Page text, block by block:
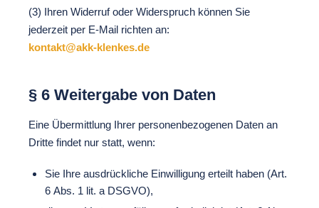
(3) Ihren Widerruf oder Widerspruch können Sie
jederzeit per E-Mail richten an:
kontakt@akk-klenkes.de
§ 6 Weitergabe von Daten
Eine Übermittlung Ihrer personenbezogenen Daten an
Dritte findet nur statt, wenn:
Sie Ihre ausdrückliche Einwilligung erteilt haben (Art.
6 Abs. 1 lit. a DSGVO),